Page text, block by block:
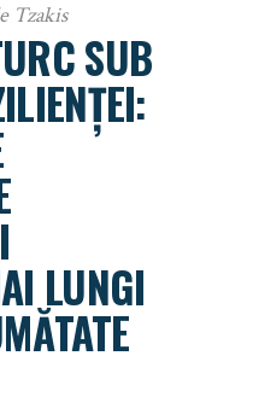
Tzakis
SUB
LUNGI